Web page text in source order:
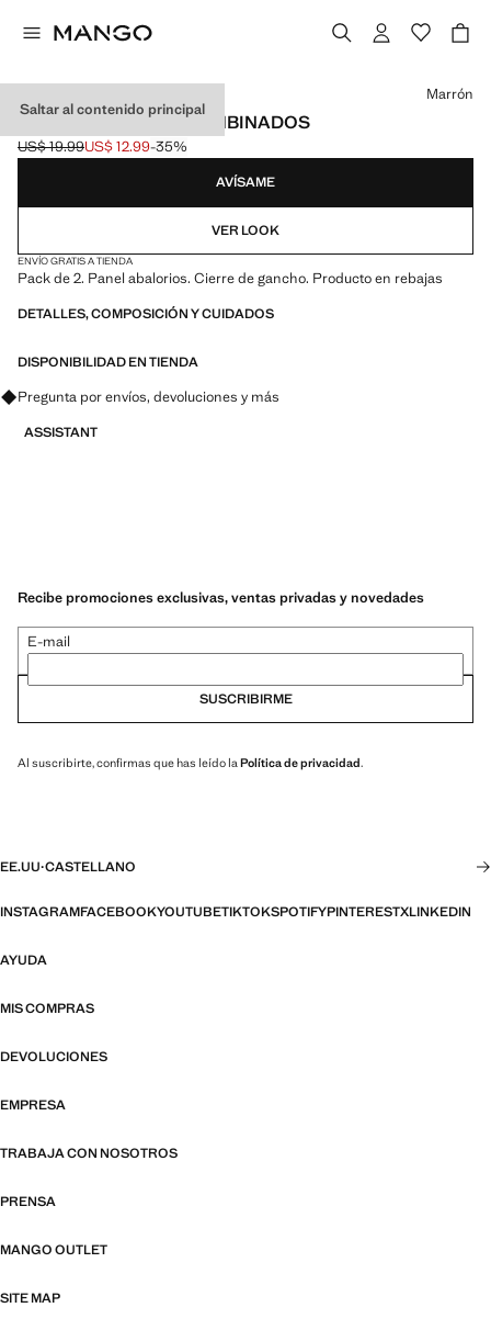
Saltar al contenido principal
PACK 2 COLLARES COMBINADOS
Precio inicial tachado [US$ 19.99 ]
US$ 19.99
Precio actual [US$ 12.99 ]
US$ 12.99-35%
Selecciona un color
Marrón
AVÍSAME
VER LOOK
ENVÍO GRATIS A TIENDA
Pack de 2. Panel abalorios. Cierre de gancho. Producto en rebajas
DETALLES, COMPOSICIÓN Y CUIDADOS
DISPONIBILIDAD EN TIENDA
Pregunta por envíos, devoluciones y más
ASSISTANT
Recibe promociones exclusivas, ventas privadas y novedades
E-mail
SUSCRIBIRME
Al suscribirte, confirmas que has leído la Política de privacidad.
EE.UU·CASTELLANO
INSTAGRAMFACEBOOKYOUTUBETIKTOKSPOTIFYPINTERESTXLINKEDIN
AYUDA
MIS COMPRAS
DEVOLUCIONES
EMPRESA
TRABAJA CON NOSOTROS
PRENSA
MANGO OUTLET
SITE MAP